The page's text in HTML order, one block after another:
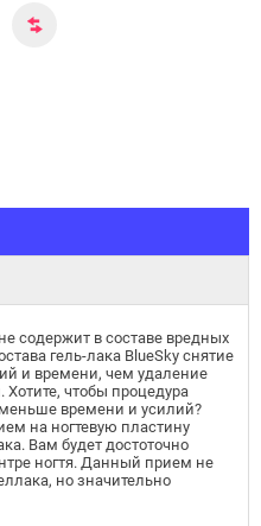
содержит в составе вредных
гель-лака BlueSky снятие
и времени, чем удаление
Хотите, чтобы процедура
времени и усилий?
на ногтевую пластину
Вам будет достоточно
ногтя. Данный прием не
но значительно